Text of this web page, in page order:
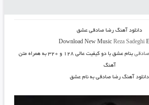
دانلود آهنگ رضا صادقی عشق
Download New Music Reza Sadeghi
بنام عشق
با دو کیفیت عالی ۱۲۸ و ۳۲۰ به همراه متن
آهنگ
دانلود آهنگ رضا صادقی به نام عشق